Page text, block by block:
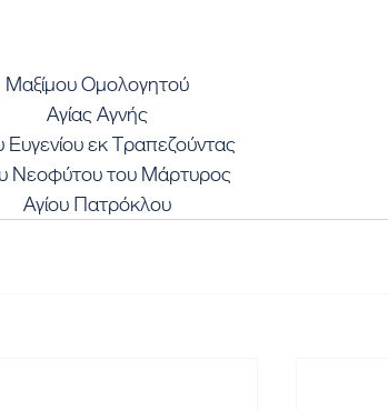
Μαξίμου Ομολογητού
Αγίας Αγνής
Ευγενίου εκ Τραπεζούντας
Νεοφύτου του Μάρτυρος
Αγίου Πατρόκλου